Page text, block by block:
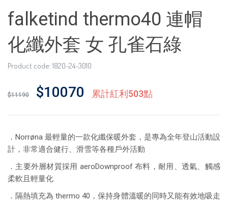
falketind thermo40 連帽
化纖外套 女 孔雀石綠
Product code: 1820-24-3010
$11190 $10070 累計紅利503點
．Norrøna 最輕量的一款化纖保暖外套，是專為全年登山活動設
計，非常適合健行、滑雪等各種戶外活動
．主要外層材質採用 aeroDownproof 布料，耐用、透氣、觸感
柔軟且輕量化
．隔熱填充為 thermo 40，保持身體溫暖的同時又能有效地吸走